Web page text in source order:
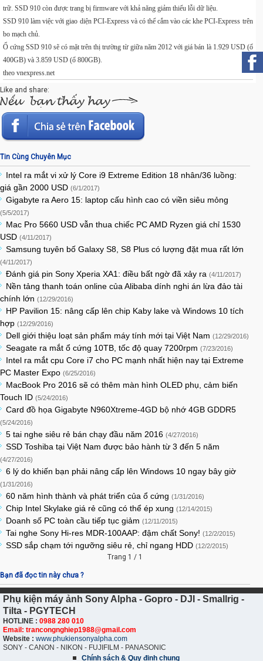
trữ. SSD 910 còn được trang bị firmware với khả năng giảm thiểu lỗi dữ liệu.
SSD 910 làm việc với giao diện PCI-Express và có thể cắm vào các khe PCI-Express trên
bo mạch chủ.
Ổ cứng SSD 910 sẽ có mặt trên thị trường từ giữa năm 2012 với giá bán là 1.929 USD (ổ
400GB) và 3.859 USD (ổ 800GB).
theo vnexpress.net
Like and share:
Tin Cùng Chuyên Mục
Intel ra mắt vi xử lý Core i9 Extreme Edition 18 nhân/36 luồng:
giá gần 2000 USD (6/1/2017)
Gigabyte ra Aero 15: laptop cấu hình cao có viền siêu mỏng
(5/5/2017)
Mac Pro 5660 USD vẫn thua chiếc PC AMD Ryzen giá chỉ 1530
USD (4/11/2017)
Samsung tuyên bố Galaxy S8, S8 Plus có lượng đặt mua rất lớn
(4/11/2017)
Đánh giá pin Sony Xperia XA1: điều bất ngờ đã xảy ra (4/11/2017)
Nền tảng thanh toán online của Alibaba dính nghi án lừa đảo tài
chính lớn (12/29/2016)
HP Pavilion 15: nâng cấp lên chip Kaby lake và Windows 10 tích
hợp (12/29/2016)
Dell giới thiệu loạt sản phẩm máy tính mới tại Việt Nam (12/29/2016)
Seagate ra mắt ổ cứng 10TB, tốc độ quay 7200rpm (7/23/2016)
Intel ra mắt cpu Core i7 cho PC mạnh nhất hiện nay tại Extreme
PC Master Expo (6/25/2016)
MacBook Pro 2016 sẽ có thêm màn hình OLED phụ, cảm biến
Touch ID (5/24/2016)
Card đồ họa Gigabyte N960Xtreme-4GD bộ nhớ 4GB GDDR5
(5/24/2016)
5 tai nghe siêu rẻ bán chạy đầu năm 2016 (4/27/2016)
SSD Toshiba tại Việt Nam được bảo hành từ 3 đến 5 năm
(4/27/2016)
6 lý do khiến bạn phải nâng cấp lên Windows 10 ngay bây giờ
(1/31/2016)
60 năm hình thành và phát triển của ổ cứng (1/31/2016)
Chip Intel Skylake giá rẻ cũng có thể ép xung (12/14/2015)
Doanh số PC toàn cầu tiếp tục giảm (12/11/2015)
Tai nghe Sony Hi-res MDR-100AAP: đậm chất Sony! (12/2/2015)
SSD sắp chạm tới ngưỡng siêu rẻ, chỉ ngang HDD (12/2/2015)
Trang 1 / 1
Bạn đã đọc tin này chưa ?
Phụ kiện máy ảnh Sony Alpha - Gopro - DJI - Smallrig -
Tilta - PGYTECH
HOTLINE : 0988 280 010
Email: trancongnghiep1988@gmail.com
Website : www.phukiensonyalpha.com
SONY - CANON - NIKON - FUJIFILM - PANASONIC
Chính sách & Quy định chung